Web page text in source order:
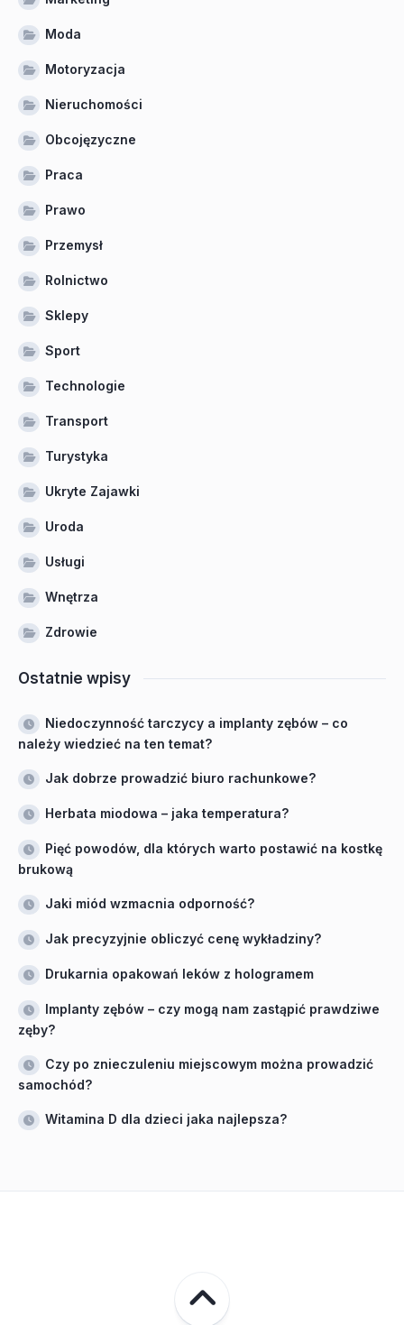
Moda
Motoryzacja
Nieruchomości
Obcojęzyczne
Praca
Prawo
Przemysł
Rolnictwo
Sklepy
Sport
Technologie
Transport
Turystyka
Ukryte Zajawki
Uroda
Usługi
Wnętrza
Zdrowie
Ostatnie wpisy
Niedoczynność tarczycy a implanty zębów – co
należy wiedzieć na ten temat?
Jak dobrze prowadzić biuro rachunkowe?
Herbata miodowa – jaka temperatura?
Pięć powodów, dla których warto postawić na kostkę
brukową
Jaki miód wzmacnia odporność?
Jak precyzyjnie obliczyć cenę wykładziny?
Drukarnia opakowań leków z hologramem
Implanty zębów – czy mogą nam zastąpić prawdziwe
zęby?
Czy po znieczuleniu miejscowym można prowadzić
samochód?
Witamina D dla dzieci jaka najlepsza?